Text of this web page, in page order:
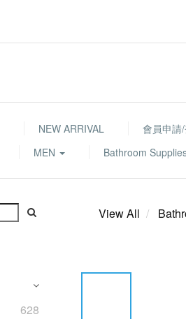
NEW ARRIVAL 會員申請
MEN
Bathroom
628
View All